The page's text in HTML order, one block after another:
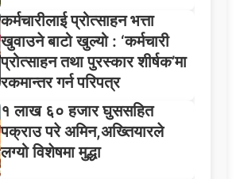
कर्मचारीलाई प्रोत्साहन भत्ता
खुवाउने बाटो खुल्यो : ‘कर्मचारी
प्रोत्साहन तथा पुरस्कार शीर्षक’मा
रकमान्तर गर्न परिपत्र
१ लाख ६० हजार घुससहित
पक्राउ परे अमिन,अख्तियारले
लग्यो विशेषमा मुद्धा